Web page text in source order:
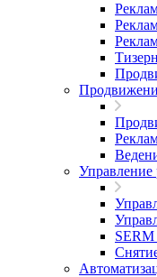
Управление
SERM